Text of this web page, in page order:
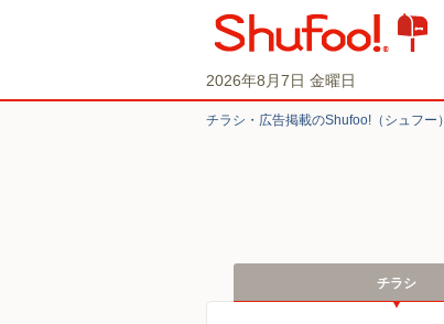
2026年8月7日 金曜日
チラシ・​広告掲載の​Shufoo!​（シュフー）
チラシ